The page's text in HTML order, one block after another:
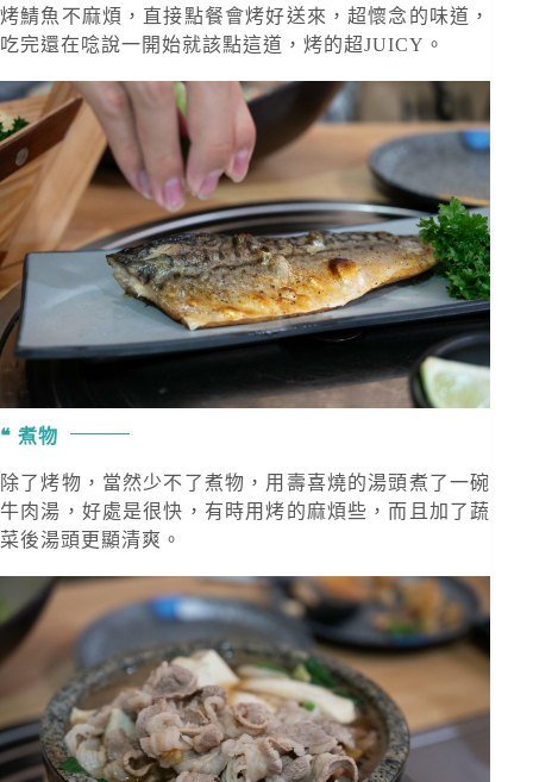
烤鯖魚不麻煩，直接點餐會烤好送來，超懷念的味道，
吃完還在唸說一開始就該點這道，烤的超JUICY。
煮物
除了烤物，當然少不了煮物，用壽喜燒的湯頭煮了一碗
牛肉湯，好處是很快，有時用烤的麻煩些，而且加了蔬
菜後湯頭更顯清爽。